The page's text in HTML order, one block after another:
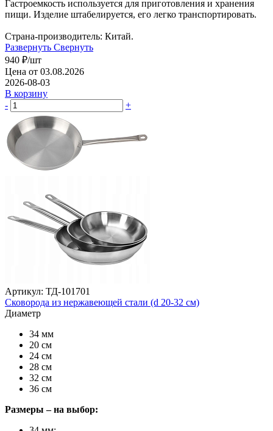
Гастроемкость используется для приготовления и хранения
пищи. Изделие штабелируется, его легко транспортировать.
Страна-производитель: Китай.
Развернуть Свернуть
940 ₽/шт
Цена от 03.08.2026
2026-08-03
В корзину
-
+
Артикул: ТД-101701
Сковорода из нержавеющей стали (d 20-32 см)
Диаметр
34 мм
20 см
24 см
28 см
32 см
36 см
Размеры – на выбор: